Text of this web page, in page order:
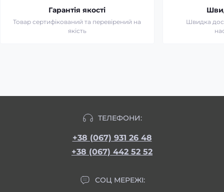
Гарантія якості
Товар сертифікований та перевірений на
якість
Швидка
ТЕЛЕФОНИ:
+38 (067) 931 26 48
+38 (067) 442 52 52
СОЦ МЕРЕЖІ: